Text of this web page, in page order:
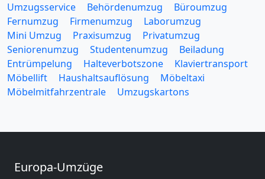
Umzugsservice Behördenumzug
Büroumzug
Fernumzug
Firmenumzug
Laborumzug
Mini Umzug
Praxisumzug
Privatumzug
Seniorenumzug
Studentenumzug
Beiladung
Entrümpelung
Halteverbotszone
Klaviertransport
Möbellift
Haushaltsauflösung
Möbeltaxi
Möbelmitfahrzentrale
Umzugskartons
Europa-Umzüge